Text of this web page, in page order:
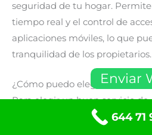
seguridad de tu hogar.
tiempo real y el control de
aplicaciones móviles, lo que
tranquilidad de los propietarios.
¿Cómo puedo elegir un buen
Para elegir un buen servicio de
reseñasde la
Enviar
644 71